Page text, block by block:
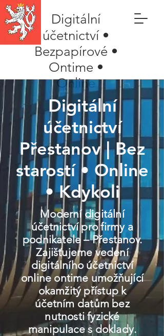
Digitální
účetnictví •
Bezpapírové •
Ontime •
Online
Digitální
účetnictví
Přestanov | Bez
starostí • Online
• Kdykoli
Moderní digitální
účetnictví pro firmy a
podnikatele – Přestanov.
Zajišťujeme vedení
digitálního účetnictví
online ontime umožňující
okamžitý přístup k
účetním datům bez
nutnosti fyzické
manipulace s doklady.